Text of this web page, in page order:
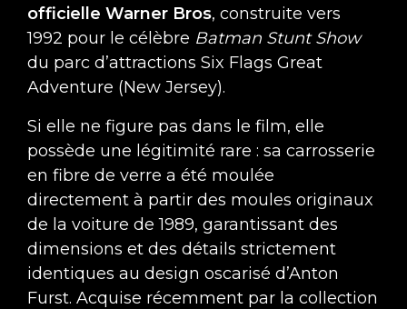
officielle Warner Bros, construite vers
1992 pour le célèbre Batman Stunt Show
du parc d’attractions Six Flags Great
Adventure (New Jersey).
Si elle ne figure pas dans le film, elle
possède une légitimité rare : sa carrosserie
en fibre de verre a été moulée
directement à partir des moules originaux
de la voiture de 1989, garantissant des
dimensions et des détails strictement
identiques au design oscarisé d’Anton
Furst. Acquise récemment par la collection